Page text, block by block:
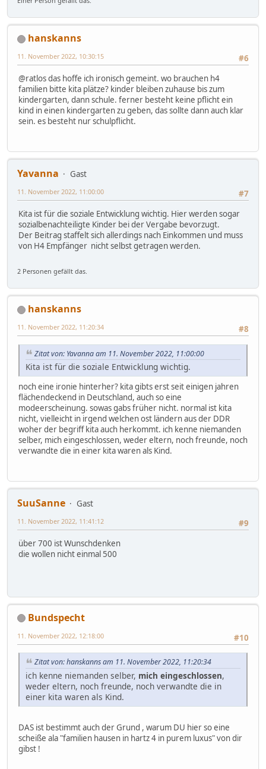
hanskanns
#6
11. November 2022, 10:30:15
@ratlos das hoffe ich ironisch gemeint. wo brauchen h4
familien bitte kita plätze? kinder bleiben zuhause bis zum
kindergarten, dann schule. ferner besteht keine pflicht ein
kind in einen kindergarten zu geben, das sollte dann auch klar
sein. es besteht nur schulpflicht.
Yavanna
Gast
#7
11. November 2022, 11:00:00
Kita ist für die soziale Entwicklung wichtig. Hier werden sogar
sozialbenachteiligte Kinder bei der Vergabe bevorzugt.
Der Beitrag staffelt sich allerdings nach Einkommen und muss
von H4 Empfänger nicht selbst getragen werden.
2 Personen gefällt das.
hanskanns
#8
11. November 2022, 11:20:34
Zitat von: Yavanna am 11. November 2022, 11:00:00
Kita ist für die soziale Entwicklung wichtig.
noch eine ironie hinterher? kita gibts erst seit einigen jahren
flächendeckend in Deutschland, auch so eine
modeerscheinung. sowas gabs früher nicht. normal ist kita
nicht, vielleicht in irgend welchen ost ländern aus der DDR
woher der begriff kita auch herkommt. ich kenne niemanden
selber, mich eingeschlossen, weder eltern, noch freunde, noch
verwandte die in einer kita waren als Kind.
SuuSanne
Gast
#9
11. November 2022, 11:41:12
über 700 ist Wunschdenken
die wollen nicht einmal 500
Bundspecht
#10
11. November 2022, 12:18:00
Zitat von: hanskanns am 11. November 2022, 11:20:34
ich kenne niemanden selber, mich eingeschlossen,
weder eltern, noch freunde, noch verwandte die in
einer kita waren als Kind.
DAS ist bestimmt auch der Grund , warum DU hier so eine
scheiße ala "familien hausen in hartz 4 in purem luxus" von dir
gibst !